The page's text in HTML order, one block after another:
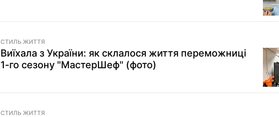
СТИЛЬ ЖИТТЯ
Виїхала з України: як склалося життя переможниці
1-го сезону "МастерШеф" (фото)
СТИЛЬ ЖИТТЯ